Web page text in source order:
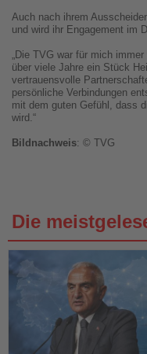
Auch nach ihrem
und wird ihr Engagement im
„Die TVG war für mich
über viele Jahre ein Stück
vertrauensvolle
persönliche Verbindungen
mit dem guten Gefühl, dass
wird.“
Bildnachweis: © TVG
Die